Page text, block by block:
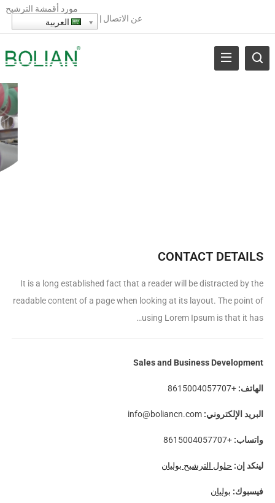
مورد أقمشة الترشيح
عن الاتصال | العربية
CONTACT DETAILS
It is a long established fact that a reader will be distracted by the
readable content of a page when looking at its layout.The point of
using Lorem Ipsum is that it has…
Sales and Business Development
الهاتف: +8615004057707
البريد الإلكتروني:
واتساب: +8615004057707
لينكد إن: حلول الترشيح بوليان
فيسبوك: بوليان